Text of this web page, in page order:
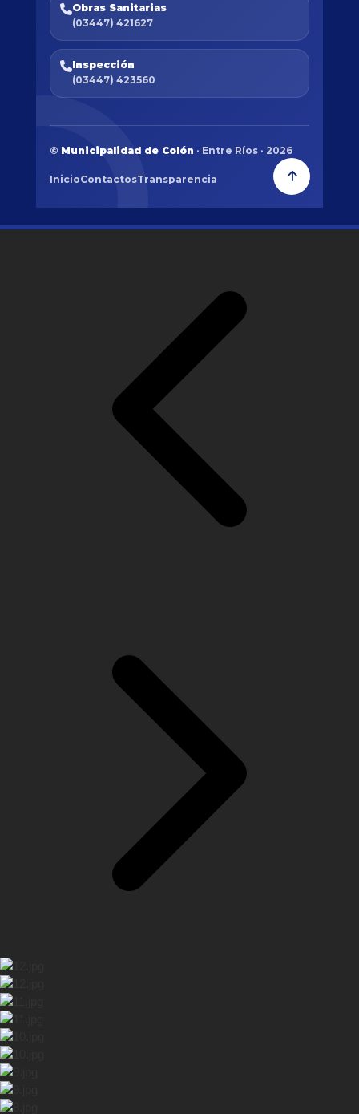
Obras Sanitarias
(03447) 421627
Inspección
(03447) 423560
© Municipalidad de Colón · Entre Ríos · 2026
InicioContactosTransparencia